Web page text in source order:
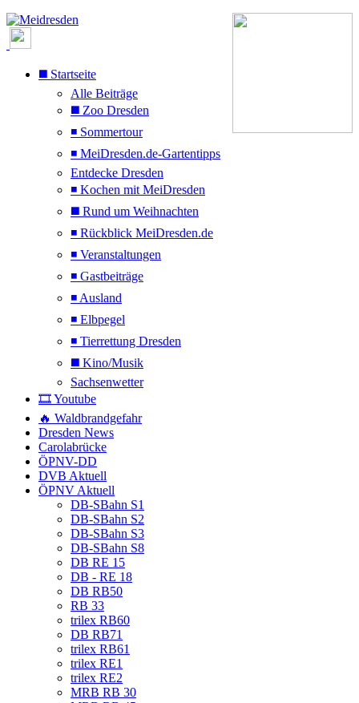
◼️ Startseite
Alle Beiträge
◼️ Zoo Dresden
◾ Sommertour
◾ MeiDresden.de-Gartentipps
Entdecke Dresden
◾ Kochen mit MeiDresden
◼️ Rund um Weihnachten
◾ Rückblick MeiDresden.de
◾ Veranstaltungen
◾ Gastbeiträge
◾ Ausland
◾ Elbpegel
◾ Tierrettung Dresden
◼️ Kino/Musik
Sachsenwetter
🎞️ Youtube
🔥 Waldbrandgefahr
Dresden News
Carolabrücke
ÖPNV-DD
DVB Aktuell
ÖPNV Aktuell
DB-SBahn S1
DB-SBahn S2
DB-SBahn S3
DB-SBahn S8
DB RE 15
DB - RE 18
DB RB50
RB 33
trilex RB60
DB RB71
trilex RB61
trilex RE1
trilex RE2
MRB RB 30